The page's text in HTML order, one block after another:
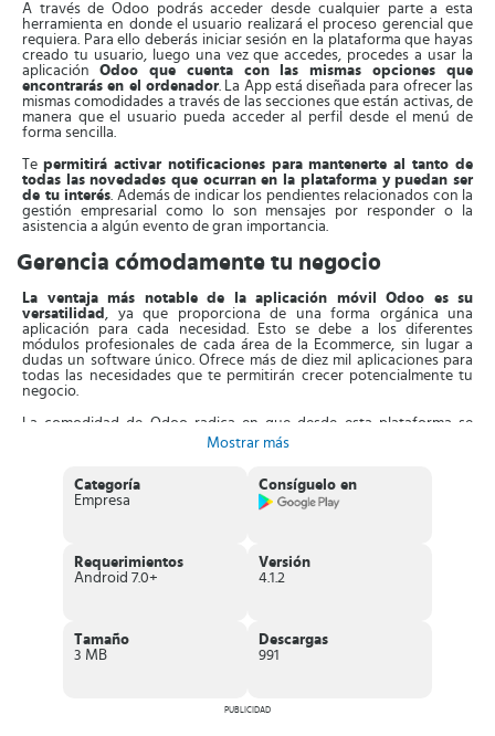
A través de Odoo podrás acceder desde cualquier parte a esta
herramienta en donde el usuario realizará el proceso gerencial que
requiera. Para ello deberás iniciar sesión en la plataforma que hayas
creado tu usuario, luego una vez que accedes, procedes a usar la
aplicación Odoo que cuenta con las mismas opciones que
encontrarás en el ordenador. La App está diseñada para ofrecer las
mismas comodidades a través de las secciones que están activas, de
manera que el usuario pueda acceder al perfil desde el menú de
forma sencilla.
Te permitirá activar notificaciones para mantenerte al tanto de
todas las novedades que ocurran en la plataforma y puedan ser
de tu interés. Además de indicar los pendientes relacionados con la
gestión empresarial como lo son mensajes por responder o la
asistencia a algún evento de gran importancia.
Gerencia cómodamente tu negocio
La ventaja más notable de la aplicación móvil Odoo es su
versatilidad , ya que proporciona de una forma orgánica una
aplicación para cada necesidad. Esto se debe a los diferentes
módulos profesionales de cada área de la Ecommerce, sin lugar a
dudas un software único. Ofrece más de diez mil aplicaciones para
todas las necesidades que te permitirán crecer potencialmente tu
negocio.
La comodidad de Odoo radica en que desde esta plataforma se
cubren todas las necesidades financieras, en ventas, facturación,
profesionales que requieren respuestas y soluciones rápidas para su
emprendimiento.
Con Odoo mejorarás la productividad y
cuenta con 8 secciones de manejo empresarial
ventas, compras, Ecommerce para aquellos que deseen crear una
necesarios en una empresa, por eso Odoo proporciona todas estas
herramientas.
Mostrar más
Categoría
Empresa
Consíguelo en
Requerimientos
Android 7.0+
Versión
4.1.2
Tamaño
3 MB
Descargas
991
PUBLICIDAD